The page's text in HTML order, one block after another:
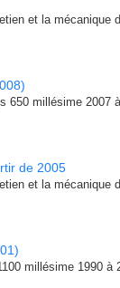
et la mécanique
650 millésime 2007
de 2005
et la mécanique
millésime 1990 à